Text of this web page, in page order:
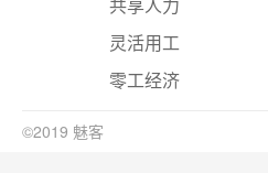
灵活用工
零工经济
©2019 魅客